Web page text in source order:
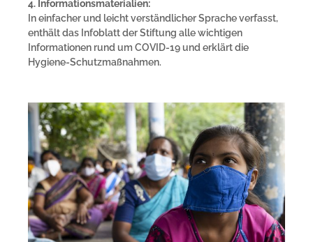
4. Informationsmaterialien:
In einfacher und leicht verständlicher Sprache verfasst,
enthält das Infoblatt der Stiftung alle wichtigen
Informationen rund um COVID-19 und erklärt die
Hygiene-Schutzmaßnahmen.